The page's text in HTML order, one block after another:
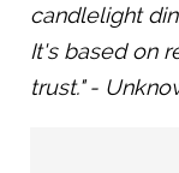
candlelight
It's based on
trust." -